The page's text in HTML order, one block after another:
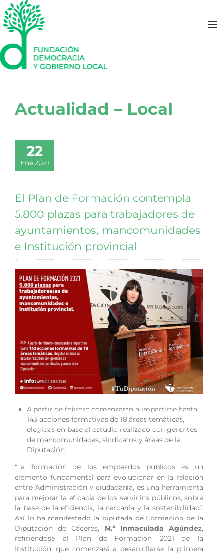
Saltar
al
contenido
Actualidad – Local
22
Ene,2021
El Plan de Formación contempla
5.800 plazas para trabajadores de
ayuntamientos, mancomunidades
e Institución provincial
A partir de febrero comenzarán a impartirse hasta
143 acciones formativas de 18 áreas temáticas,
elegidas en base al estudio realizado con gerentes
de mancomunidades, sindicatos y áreas de la
Diputación
“La formación de los empleados públicos es un
elemento fundamental para evolucionar en la relación
entre Administración y ciudadanía, es una herramienta
para mejorar la eficacia de los servicios públicos, sobre
la base de la eficiencia, la cercanía y la sostenibilidad”.
Así lo ha manifestado la diputada de Formación de la
Diputación de Cáceres, M.ª Inmaculada Agúndez,
refiriéndose al Plan de Formación 2021 de la
Institución, que comenzará a desarrollarse la primera